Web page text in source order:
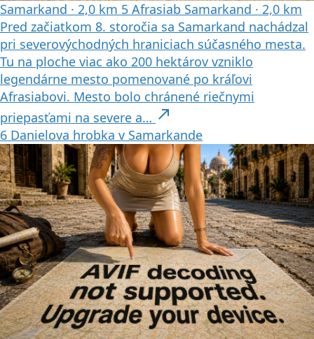
Samarkand · 2,0 km 5 Afrasiab Samarkand · 2,0 km
Pred začiatkom 8. storočia sa Samarkand nachádzal
pri severovýchodných hraniciach súčasného mesta.
Tu na ploche viac ako 200 hektárov vzniklo
legendárne mesto pomenované po kráľovi
Afrasiabovi. Mesto bolo chránené riečnymi
priepasťami na severe a… north_east
6 Danielova hrobka v Samarkande